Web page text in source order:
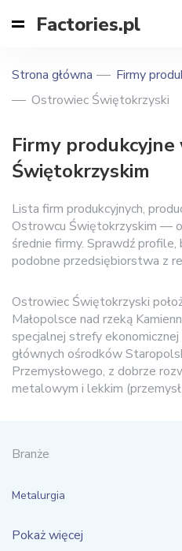
Factories.pl
Strona główna Firmy
Ostrowiec Świętokrzyski
Firmy
Świętokrzyskim
Lista firm produkcyjnych,
Ostrowcu Świętokrzyskim —
średnie firmy. Sprawdź
podobne przedsiębiorstwa z
Ostrowiec Świętokrzyski
Małopolsce nad rzeką
specjalnej strefy
głównych ośrodków
Przemysłowego, z dobrze
metalowym i lekkim
Branże
Metalurgia
Pokaż więcej